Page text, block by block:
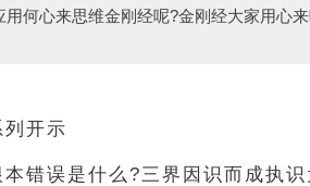
何心来思维金刚经呢?金刚经大家用心
开示
错误是什么?三界因识而成执